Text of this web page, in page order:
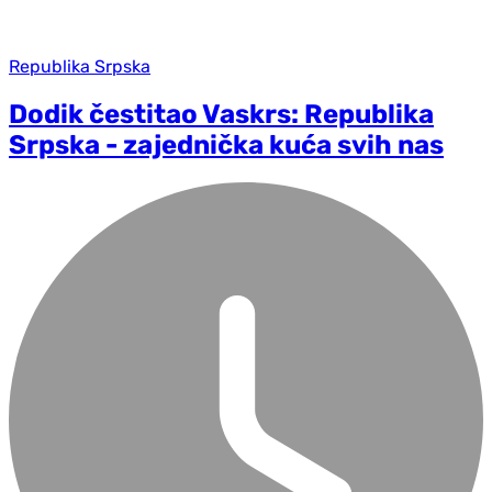
Republika Srpska
Dodik čestitao Vaskrs: Republika
Srpska - zajednička kuća svih nas